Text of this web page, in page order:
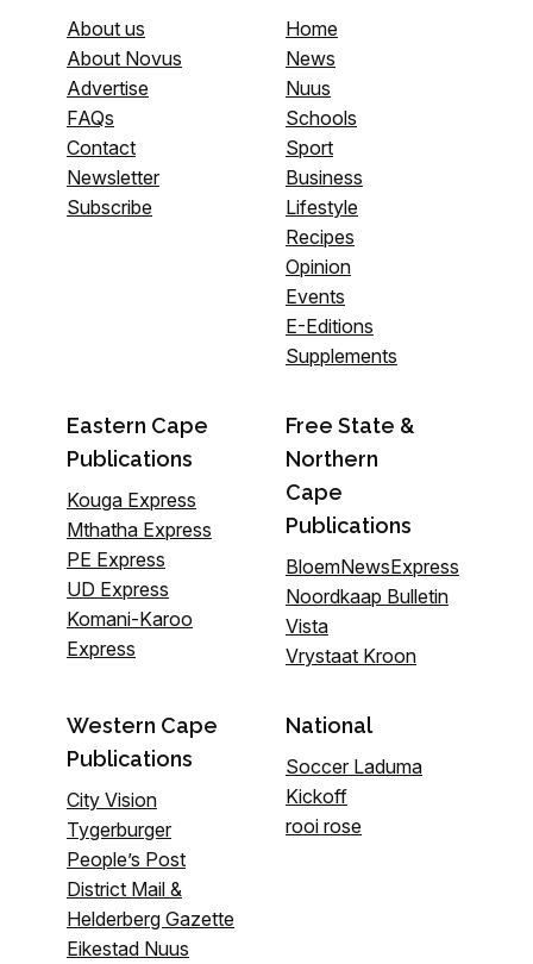
About us
About Novus
Advertise
FAQs
Contact
Newsletter
Subscribe
Home
News
Nuus
Schools
Sport
Business
Lifestyle
Recipes
Opinion
Events
E-Editions
Supplements
Eastern Cape
Publications
Kouga Express
Mthatha Express
PE Express
UD Express
Komani-Karoo
Express
Free State &
Northern
Cape
Publications
BloemNewsExpress
Noordkaap Bulletin
Vista
Vrystaat Kroon
Western Cape
Publications
City Vision
Tygerburger
People’s Post
District Mail &
Helderberg Gazette
Eikestad Nuus
National
Soccer Laduma
Kickoff
rooi rose